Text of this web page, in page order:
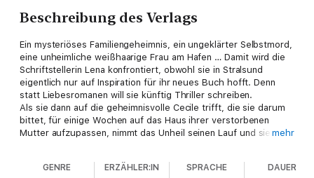
Beschreibung des Verlags
Ein mysteriöses Familiengeheimnis, ein ungeklärter Selbstmord,
eine unheimliche weißhaarige Frau am Hafen … Damit wird die
Schriftstellerin Lena konfrontiert, obwohl sie in Stralsund
eigentlich nur auf Inspiration für ihr neues Buch hofft. Denn
statt Liebesromanen will sie künftig Thriller schreiben.
Als sie dann auf die geheimnisvolle Cecile trifft, die sie darum
bittet, für einige Wochen auf das Haus ihrer verstorbenen
Mutter aufzupassen, nimmt das Unheil seinen Lauf und sie mehr
GENRE ERZÄHLER:IN SPRACHE DAUER